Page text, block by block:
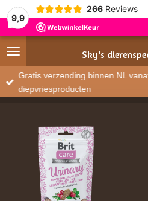
9,9
266 Reviews
Sky's
Gratis verzending binnen NL
diepvriesproducten